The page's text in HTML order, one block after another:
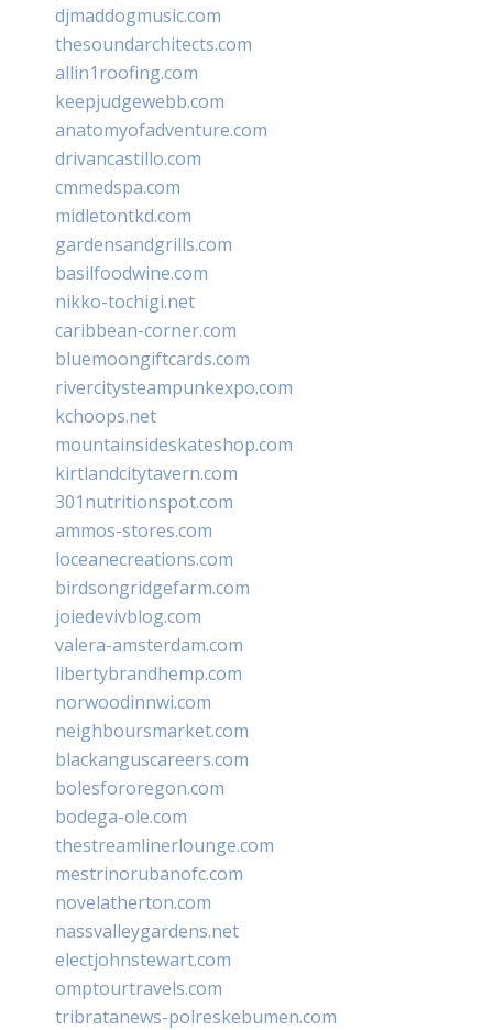
djmaddogmusic.com
thesoundarchitects.com
allin1roofing.com
keepjudgewebb.com
anatomyofadventure.com
drivancastillo.com
cmmedspa.com
midletontkd.com
gardensandgrills.com
basilfoodwine.com
nikko-tochigi.net
caribbean-corner.com
bluemoongiftcards.com
rivercitysteampunkexpo.com
kchoops.net
mountainsideskateshop.com
kirtlandcitytavern.com
301nutritionspot.com
ammos-stores.com
loceanecreations.com
birdsongridgefarm.com
joiedevivblog.com
valera-amsterdam.com
libertybrandhemp.com
norwoodinnwi.com
neighboursmarket.com
blackanguscareers.com
bolesfororegon.com
bodega-ole.com
thestreamlinerlounge.com
mestrinorubanofc.com
novelatherton.com
nassvalleygardens.net
electjohnstewart.com
omptourtravels.com
tribratanews-polreskebumen.com